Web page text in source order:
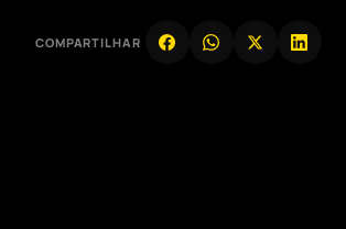
COMPARTILHAR